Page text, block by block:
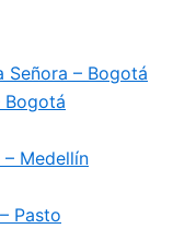
Señora – Bogotá
Bogotá
– Medellín
Pasto